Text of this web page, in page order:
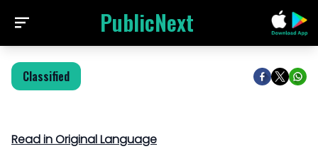
PublicNext
Classified
Read in Original Language